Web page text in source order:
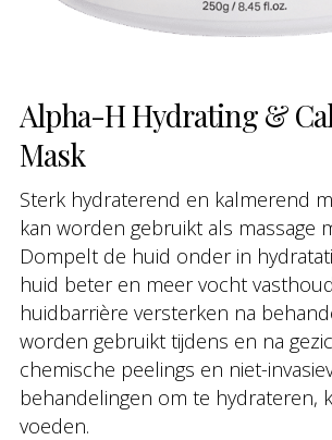
Alpha-H Hydrating &
Mask
Sterk hydraterend en kalmerend
kan worden gebruikt als massage
Dompelt de huid onder in
huid beter en meer vocht
huidbarrière versterken na
worden gebruikt tijdens en na
chemische peelings en niet-
behandelingen om te hydrateren,
voeden.